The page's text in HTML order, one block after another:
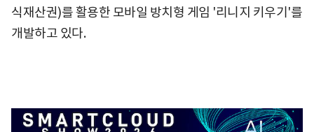
식재산권)를 활용한 모바일 방치형 게임 '리니지 키우기'를
개발하고 있다.